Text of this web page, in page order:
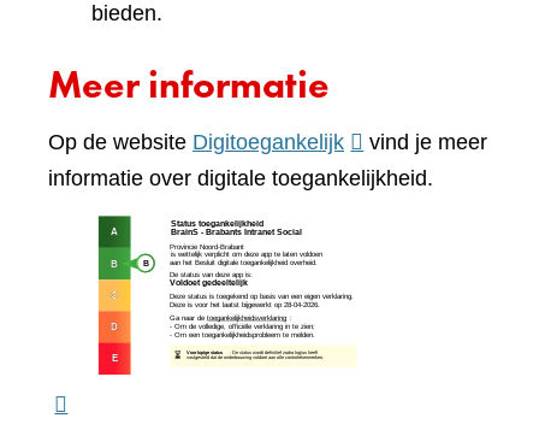
bieden.
Meer informatie
Op de website Digitoegankelijk(verwijst
naar
vind je meer
informatie over digitale toegankelijkheid.